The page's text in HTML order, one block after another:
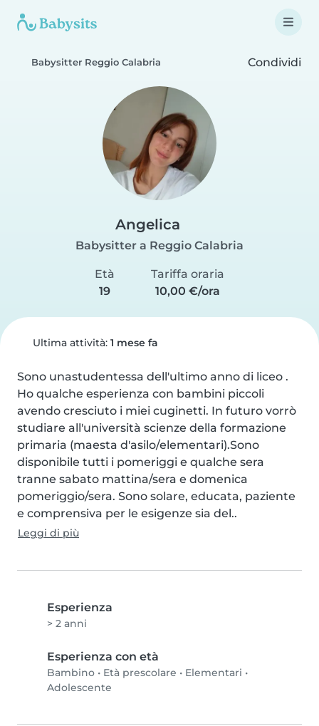
Babysitter Reggio Calabria Condividi
Angelica
Babysitter a Reggio Calabria
Età
19
Tariffa oraria
10,00 €/ora
Ultima attività: 1 mese fa
Sono unastudentessa dell'ultimo anno di liceo .
Ho qualche esperienza con bambini piccoli
avendo cresciuto i miei cuginetti. In futuro vorrò
studiare all'università scienze della formazione
primaria (maesta d'asilo/elementari).Sono
disponibile tutti i pomeriggi e qualche sera
tranne sabato mattina/sera e domenica
pomeriggio/sera. Sono solare, educata, paziente
e comprensiva per le esigenze sia del..
Leggi di più
Esperienza
> 2 anni
Esperienza con età
Bambino • Età prescolare • Elementari •
Adolescente